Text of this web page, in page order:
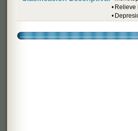
• Relieve
•